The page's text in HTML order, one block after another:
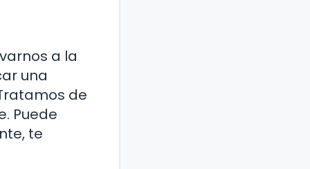
a la
una
de
Puede
te